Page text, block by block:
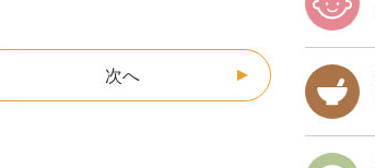
次へ